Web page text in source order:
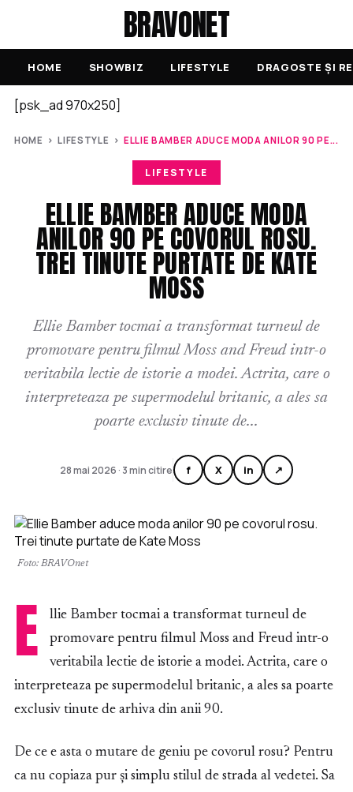
BRAVONET
HOME SHOWBIZ LIFESTYLE DRAGOSTE ȘI
[psk_ad 970x250]
HOME ›LIFESTYLE › ELLIE BAMBER ADUCE MODA ANILOR 90 PE...
LIFESTYLE
ELLIE BAMBER ADUCE MODA
ANILOR 90 PE COVORUL ROSU.
TREI TINUTE PURTATE DE KATE
MOSS
Ellie Bamber tocmai a transformat turneul de
promovare pentru filmul Moss and Freud intr-o
veritabila lectie de istorie a modei. Actrita, care o
interpreteaza pe supermodelul britanic, a ales sa
poarte exclusiv tinute de...
28 mai 2026 · 3 min citire f X in ↗
Foto: BRAVOnet
E
llie Bamber tocmai a transformat turneul de
promovare pentru filmul Moss and Freud intr-o
veritabila lectie de istorie a modei. Actrita, care o
interpreteaza pe supermodelul britanic, a ales sa poarte
exclusiv tinute de arhiva din anii 90.
De ce e asta o mutare de geniu pe covorul rosu? Pentru
ca nu copiaza pur și simplu stilul de strada al vedetei. Sa